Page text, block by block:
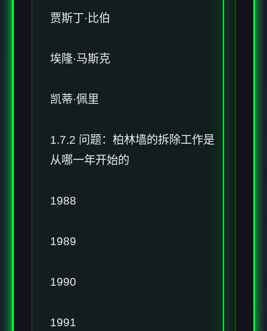
贾斯丁·比伯
埃隆·马斯克
凯蒂·佩里
1.7.2 问题：柏林墙的拆除工作是
从哪一年开始的
1988
1989
1990
1991